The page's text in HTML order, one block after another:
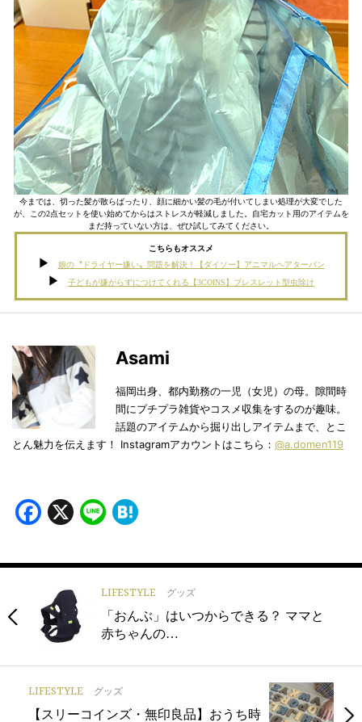
今までは、切った髪が散らばったり、顔に細かい髪の毛が付いてしまい処理が大変でした
が、この2点セットを使い始めてからはストレスが軽減しました。自宅カット用のアイテムを
まだ持っていない方は、ぜひ試してみてください。
こちらもオススメ
娘の〝ドライヤー嫌い〟問題を解決！【ダイソー】アニマルヘアターバン
子どもが嫌がらずにつけてくれる【3COINS】ブレスレット型虫除け
Asami
福岡出身、都内勤務の一児（女児）の母。隙間時
間にプチプラ雑貨やコスメ収集をするのが趣味。
話題のアイテムから掘り出しアイテムまで、とこ
とん魅力を伝えます！ Instagramアカウントはこちら： @a.domen119
Facebook
X Line
LIFESTYLE グッズ
「おんぶ」はいつからできる？ ママと
赤ちゃんの…
LIFESTYLE グッズ
【スリーコインズ・無印良品】おうち時